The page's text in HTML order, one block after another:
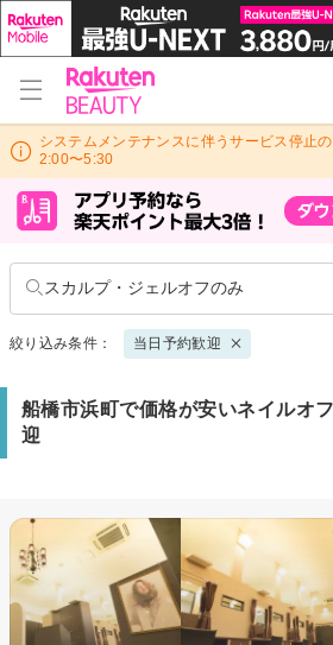
システムメンテナンスに伴うサービス停止
2:00〜5:30
スカルプ・ジェルオフのみ
絞り込み条件： 当日予約歓迎
船橋市浜町で価格が安いネイルオ
迎